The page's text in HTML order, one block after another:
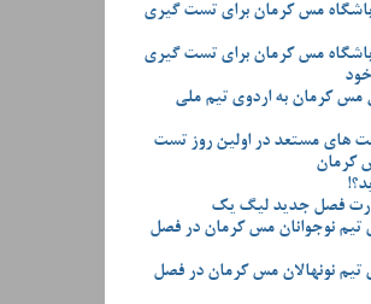
باشگاه مس کرمان برای تست گیری
باشگاه مس کرمان برای تست گیری
مس کرمان به اردوی تیم ملی
های مستعد در اولین روز تست
کرمان
فصل جدید لیگ یک
تیم نوجوانان مس کرمان در فصل
تیم نونهالان مس کرمان در فصل